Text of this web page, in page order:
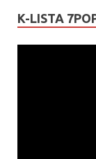
K-LISTA